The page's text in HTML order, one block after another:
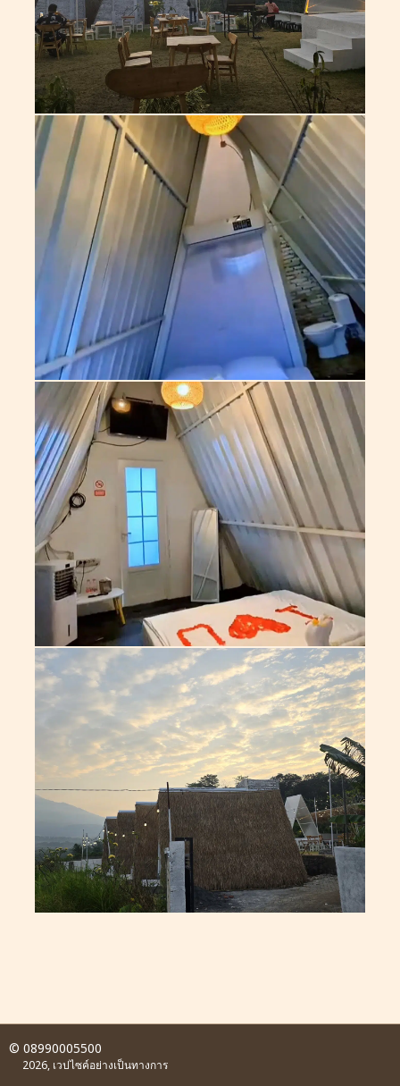
© 08990005500
2026, เวปไซค์อย่างเป็นทางการ